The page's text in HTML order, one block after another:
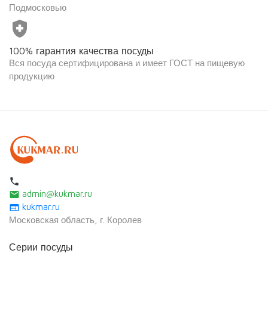
Подмосковью
health_and_safety
100% гарантия качества посуды
Вся посуда сертифицирована и имеет ГОСТ на пищевую
продукцию
local_phone
email admin@kukmar.ru
web kukmar.ru
Московская область, г. Королев
Серии посуды